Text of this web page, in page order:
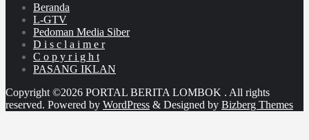
Beranda
L-GTV
Pedoman Media Siber
D i s c l a i m e r
C o p y r i g h t
PASANG IKLAN
Copyright ©2026 PORTAL BERITA LOMBOK . All rights
reserved. Powered by WordPress & Designed by Bizberg Themes